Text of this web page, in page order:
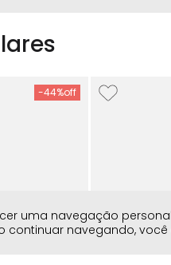
uma navegação
continuar navegando,
-44%